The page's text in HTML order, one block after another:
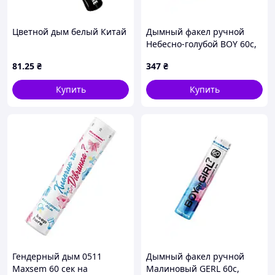
Цветной дым белый Китай
81.25 ₴
Купить
Дымный факел ручной
Небесно-голубой BOY 60с,
347 ₴
Купить
Гендерный дым 0511
Maxsem 60 сек на
Дымный факел ручной
Малиновый GERL 60с,